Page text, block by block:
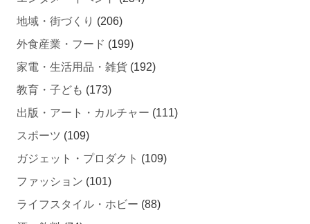
外食産業・フード(199)
家電・生活用品・雑貨(192)
教育・子ども(173)
出版・アート・カルチャー
スポーツ (109)
ガジェット・プロダクト
ファッション (101)
ライフスタイル・ホビー
酒・飲料 (74)